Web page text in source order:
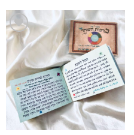
הוספה
לרשימת
המועדפים